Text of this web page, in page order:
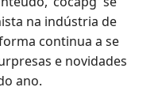
na indústria de
continua a se
e novidades
ano.